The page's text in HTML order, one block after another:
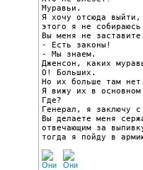
Муравьи.
Я хочу отсюда
этого я не
Вы меня не заставите.
- Есть законы!
- Мы знаем.
Дженсон, каких
О! Больших.
Но их больше там нет.
Я вижу их в
Где?
Генерал, я заключу
Вы делаете меня
отвечающим за
тогда я пойду в